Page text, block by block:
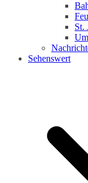
St.
Sehenswert